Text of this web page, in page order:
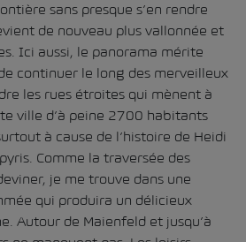
sans presque s’en rendre
de nouveau plus vallonnée et
Ici aussi, le panorama mérite
continuer le long des merveilleux
les rues étroites qui mènent à
ville d’à peine 2700 habitants
à cause de l’histoire de Heidi
Comme la traversée des
je me trouve dans une
qui produira un délicieux
Autour de Maienfeld et jusqu’à